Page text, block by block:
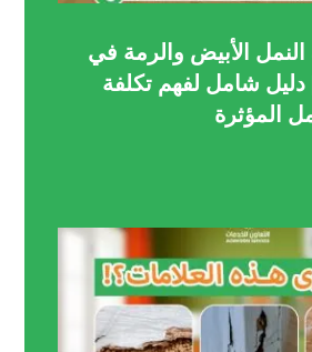
الأبيض والرمة في
شامل لفهم تكلفة
المؤثرة